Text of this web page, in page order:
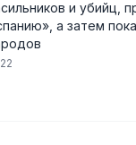
и убийц,
а затем
22